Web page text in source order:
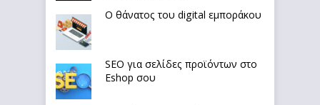
Ο θάνατος του digital εμποράκου
SEO για σελίδες προϊόντων στο
Eshop σου